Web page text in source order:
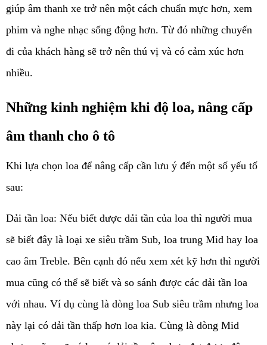
giúp âm thanh xe trở nên một cách chuẩn mực hơn, xem
phim và nghe nhạc sống động hơn. Từ đó những chuyến
đi của khách hàng sẽ trở nên thú vị và có cảm xúc hơn
nhiều.
Những kinh nghiệm khi độ loa, nâng cấp
âm thanh cho ô tô
Khi lựa chọn loa để nâng cấp cần lưu ý đến một số yếu tố
sau:
Dải tần loa: Nếu biết được dải tần của loa thì người mua
sẽ biết đây là loại xe siêu trầm Sub, loa trung Mid hay loa
cao âm Treble. Bên cạnh đó nếu xem xét kỹ hơn thì người
mua cũng có thể sẽ biết và so sánh được các dải tần loa
với nhau. Ví dụ cùng là dòng loa Sub siêu trầm nhưng loa
này lại có dải tần thấp hơn loa kia. Cùng là dòng Mid